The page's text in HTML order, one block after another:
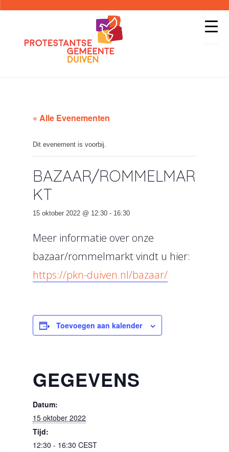
« Alle Evenementen
Dit evenement is voorbij.
BAZAAR/ROMMELMAR
KT
15 oktober 2022 @ 12:30 - 16:30
Meer informatie over onze
bazaar/rommelmarkt vindt u hier:
https://pkn-duiven.nl/bazaar/
Toevoegen aan kalender
GEGEVENS
Datum:
15 oktober 2022
Tijd:
12:30 - 16:30 CEST